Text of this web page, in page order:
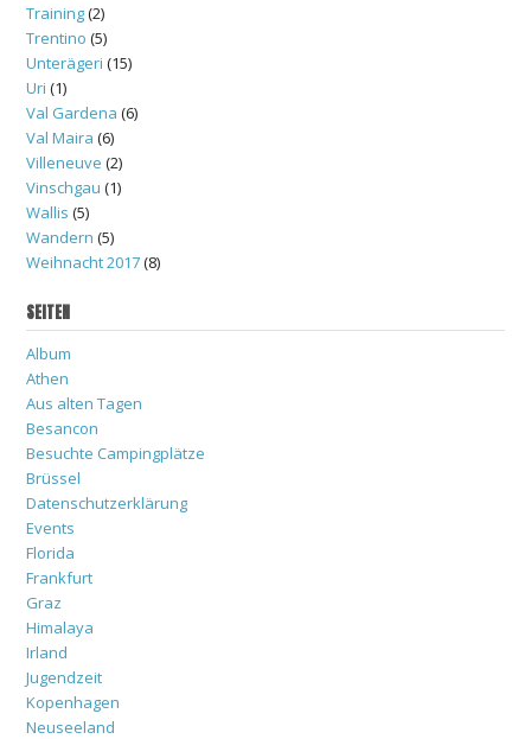
Training(2)
Trentino (5)
Unterägeri (15)
Uri (1)
Val Gardena (6)
Val Maira (6)
Villeneuve (2)
Vinschgau (1)
Wallis (5)
Wandern (5)
Weihnacht 2017(8)
SEITEN
Album
Athen
Aus alten Tagen
Besancon
Besuchte Campingplätze
Brüssel
Datenschutzerklärung
Events
Florida
Frankfurt
Graz
Himalaya
Irland
Jugendzeit
Kopenhagen
Neuseeland